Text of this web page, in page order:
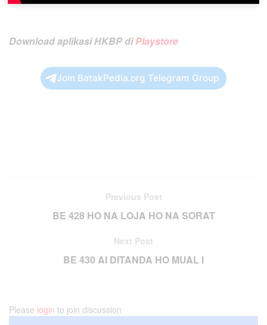
Download aplikasi HKBP diPlaystore
Join BatakPedia.org Telegram Group
Previous Post
BE 428 HO NA LOJA HO NA SORAT
Next Post
BE 430 AI DITANDA HO MUAL I
Please login to join discussion